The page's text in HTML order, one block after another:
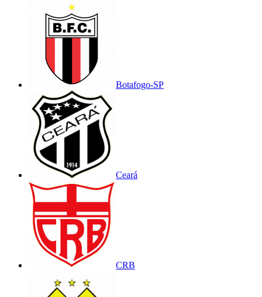
Botafogo-SP
Ceará
CRB